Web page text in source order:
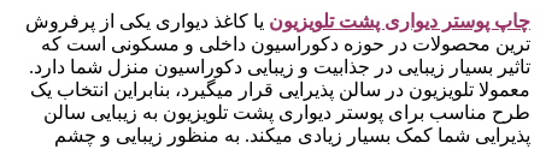
چاپ پوستر دیواری پشت تلویزیون یا کاغذ دیواری یکی از پرفروش
ترین محصولات در حوزه دکوراسیون داخلی و مسکونی است که
تاثیر بسیار زیبایی در جذابیت و زیبایی دکوراسیون منزل شما دارد.
معمولا تلویزیون در سالن پذیرایی قرار میگیرد، بنابراین انتخاب یک
طرح مناسب برای پوستر دیواری پشت تلویزیون به زیبایی سالن
پذیرایی شما کمک بسیار زیادی میکند. به منظور زیبایی و چشم